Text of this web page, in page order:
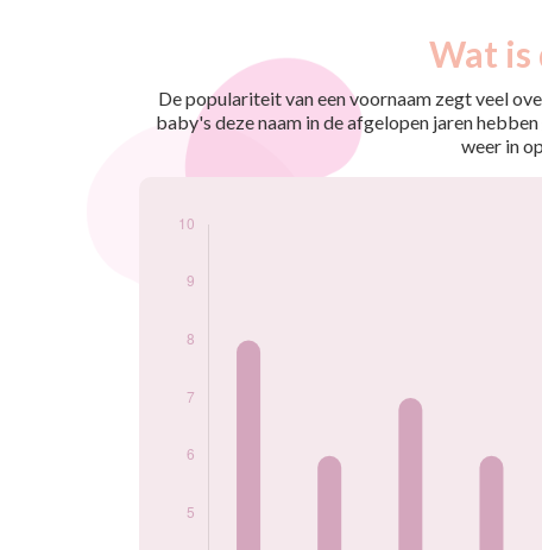
Wat is
De populariteit van een voornaam zegt veel
baby's deze naam in de afgelopen jaren
weer in
Popularité du
2009
7
2010
8
2014
6